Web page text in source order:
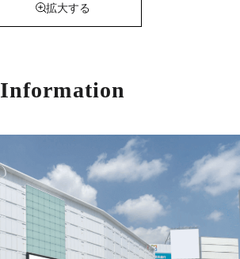
拡大する
Information